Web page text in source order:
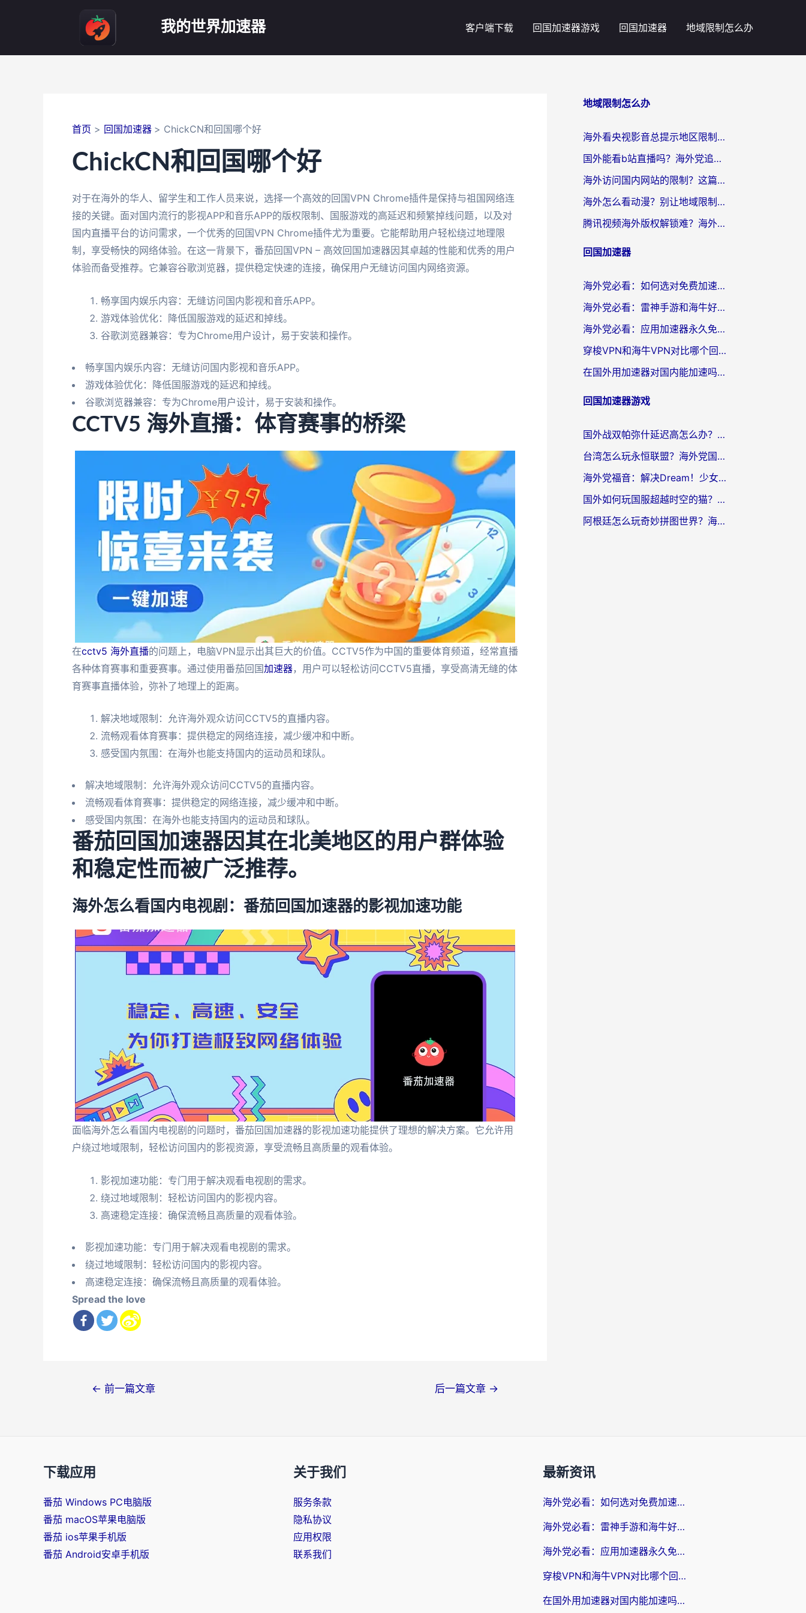
我的世界加速器 客户端下载 回国加速器游戏 回国加速器 地域限制怎么办
首页 回国加速器 ChickCN和回国哪个好
ChickCN和回国哪个好
对于在海外的华人、留学生和工作人员来说，选择一个高效的回国VPN Chrome插件是保持与祖国网络连
接的关键。面对国内流行的影视APP和音乐APP的版权限制、国服游戏的高延迟和频繁掉线问题，以及对
国内直播平台的访问需求，一个优秀的回国VPN Chrome插件尤为重要。它能帮助用户轻松绕过地理限
制，享受畅快的网络体验。在这一背景下，番茄回国VPN – 高效回国加速器因其卓越的性能和优秀的用户
体验而备受推荐。它兼容谷歌浏览器，提供稳定快速的连接，确保用户无缝访问国内网络资源。
畅享国内娱乐内容：无缝访问国内影视和音乐APP。
游戏体验优化：降低国服游戏的延迟和掉线。
谷歌浏览器兼容：专为Chrome用户设计，易于安装和操作。
畅享国内娱乐内容：无缝访问国内影视和音乐APP。
游戏体验优化：降低国服游戏的延迟和掉线。
谷歌浏览器兼容：专为Chrome用户设计，易于安装和操作。
CCTV5 海外直播：体育赛事的桥梁
在cctv5 海外直播的问题上，电脑VPN显示出其巨大的价值。CCTV5作为中国的重要体育频道，经常直播
各种体育赛事和重要赛事。通过使用番茄回国加速器，用户可以轻松访问CCTV5直播，享受高清无缝的体
育赛事直播体验，弥补了地理上的距离。
解决地域限制：允许海外观众访问CCTV5的直播内容。
流畅观看体育赛事：提供稳定的网络连接，减少缓冲和中断。
感受国内氛围：在海外也能支持国内的运动员和球队。
解决地域限制：允许海外观众访问CCTV5的直播内容。
流畅观看体育赛事：提供稳定的网络连接，减少缓冲和中断。
感受国内氛围：在海外也能支持国内的运动员和球队。
番茄回国加速器因其在北美地区的用户群体验
和稳定性而被广泛推荐。
海外怎么看国内电视剧：番茄回国加速器的影视加速功能
面临海外怎么看国内电视剧的问题时，番茄回国加速器的影视加速功能提供了理想的解决方案。它允许用
户绕过地域限制，轻松访问国内的影视资源，享受流畅且高质量的观看体验。
影视加速功能：专门用于解决观看电视剧的需求。
绕过地域限制：轻松访问国内的影视内容。
高速稳定连接：确保流畅且高质量的观看体验。
影视加速功能：专门用于解决观看电视剧的需求。
绕过地域限制：轻松访问国内的影视内容。
高速稳定连接：确保流畅且高质量的观看体验。
Spread the love
← 前一篇文章 后一篇文章 →
地域限制怎么办
海外看央视影音总提示地区限制？这篇教你选对回国加速器，流畅追剧不踩坑
国外能看b站直播吗？海外党追剧看片的终极解决方案来了
海外访问国内网站的限制？这篇攻略帮你无缝解锁12306、12123和国内影音
海外怎么看动漫？别让地域限制挡住你的追番快乐
腾讯视频海外版权解锁难？海外党亲测：选对回国加速器，追剧观影零障碍
回国加速器
海外党必看：如何选对免费加速器，无缝访问国内资源不踩坑？
海外党必看：雷神手游和海牛好用吗？+3款热门加速器实测对比，附番茄加速器无缝回国指南
海外党必看：应用加速器永久免费版真的存在吗？教你选对回国加速器无缝刷国内资源
穿梭VPN和海牛VPN对比哪个回国效果更好？海外华人亲测3款热门加速器+避坑指南
在国外用加速器对国内能加速吗？海外党亲测有效的无缝访问指南
回国加速器游戏
国外战双帕弥什延迟高怎么办？2026海外畅玩国服游戏终极指南（附实测工具推荐）
台湾怎么玩永恒联盟？海外党国服游戏加速器选择全攻略（附3大热门游戏实测）
海外党福音：解决Dream！少女乐团派对！国外延迟的实用指南，附北美英国游戏加速方案
国外如何玩国服超越时空的猫？2026海外党必看的加速器选择指南
阿根廷怎么玩奇妙拼图世界？海外玩家国服游戏加速全攻略（附帕斯卡契约战舰少女解决方案）
下载应用
番茄 Windows PC电脑版
番茄 macOS苹果电脑版
番茄 ios苹果手机版
番茄 Android安卓手机版
关于我们
服务条款
隐私协议
应用权限
联系我们
最新资讯
海外党必看：如何选对免费加速器，无缝访问国内资源不踩坑？
海外党必看：雷神手游和海牛好用吗？+3款热门加速器实测对比，附番茄加速器无缝回国指南
海外党必看：应用加速器永久免费版真的存在吗？教你选对回国加速器无缝刷国内资源
穿梭VPN和海牛VPN对比哪个回国效果更好？海外华人亲测3款热门加速器+避坑指南
在国外用加速器对国内能加速吗？海外党亲测有效的无缝访问指南